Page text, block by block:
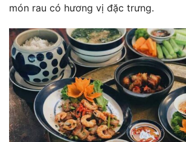
món rau có hương vị đặc trưng.